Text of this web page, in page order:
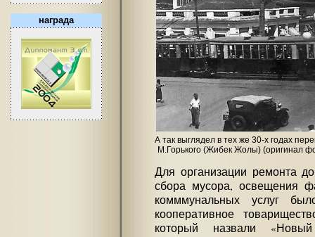
награда
А так выглядел в тех же 30-х годах
М.Горького (Жибек Жолы) (оригинал
Для организации ремонта
сбора мусора, освещения
комммунальных услуг
кооперативное
который назвали